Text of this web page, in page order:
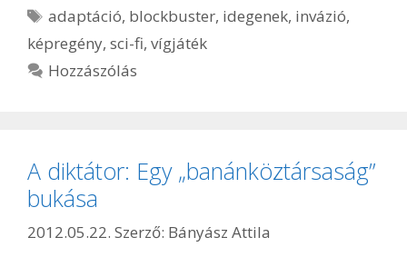
Címkék
adaptáció, blockbuster, idegenek, invázió,
képregény, sci-fi, vígjáték
Hozzászólás
A diktátor: Egy „banánköztársaság”
bukása
2012.05.22. Szerző: Bányász Attila